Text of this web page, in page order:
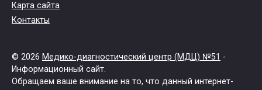
Карта сайта
Контакты
© 2026 Медико-диагностический центр (МДЦ) №51 -
Информационный сайт.
Обращаем ваше внимание на то, что данный интернет-